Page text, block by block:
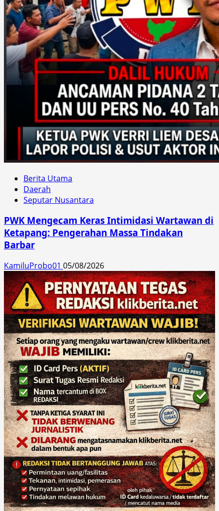
Berita Utama
Daerah
Seputar Nusantara
PWK Mengecam Keras Intimidasi Wartawan di
Ketapang: Pengerahan Massa Tindakan
Barbar
KamiluProbo01 05/08/2026